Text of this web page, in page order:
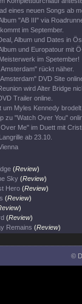
eines neuen Songs ab
"AB III" via
im September.
Album und Dates in
und Europatour mit
im Spetember!
rückt näher.
DVD Site
wird Alter Bridge
Trailer online.
um Myles Kennedy
zu "Watch Over You"
Me" im Duett mit
ab 23.10.
(Review)
Sky (Review)
Hero (Review)
(Review)
)
(Review)
Remains (Review)
©